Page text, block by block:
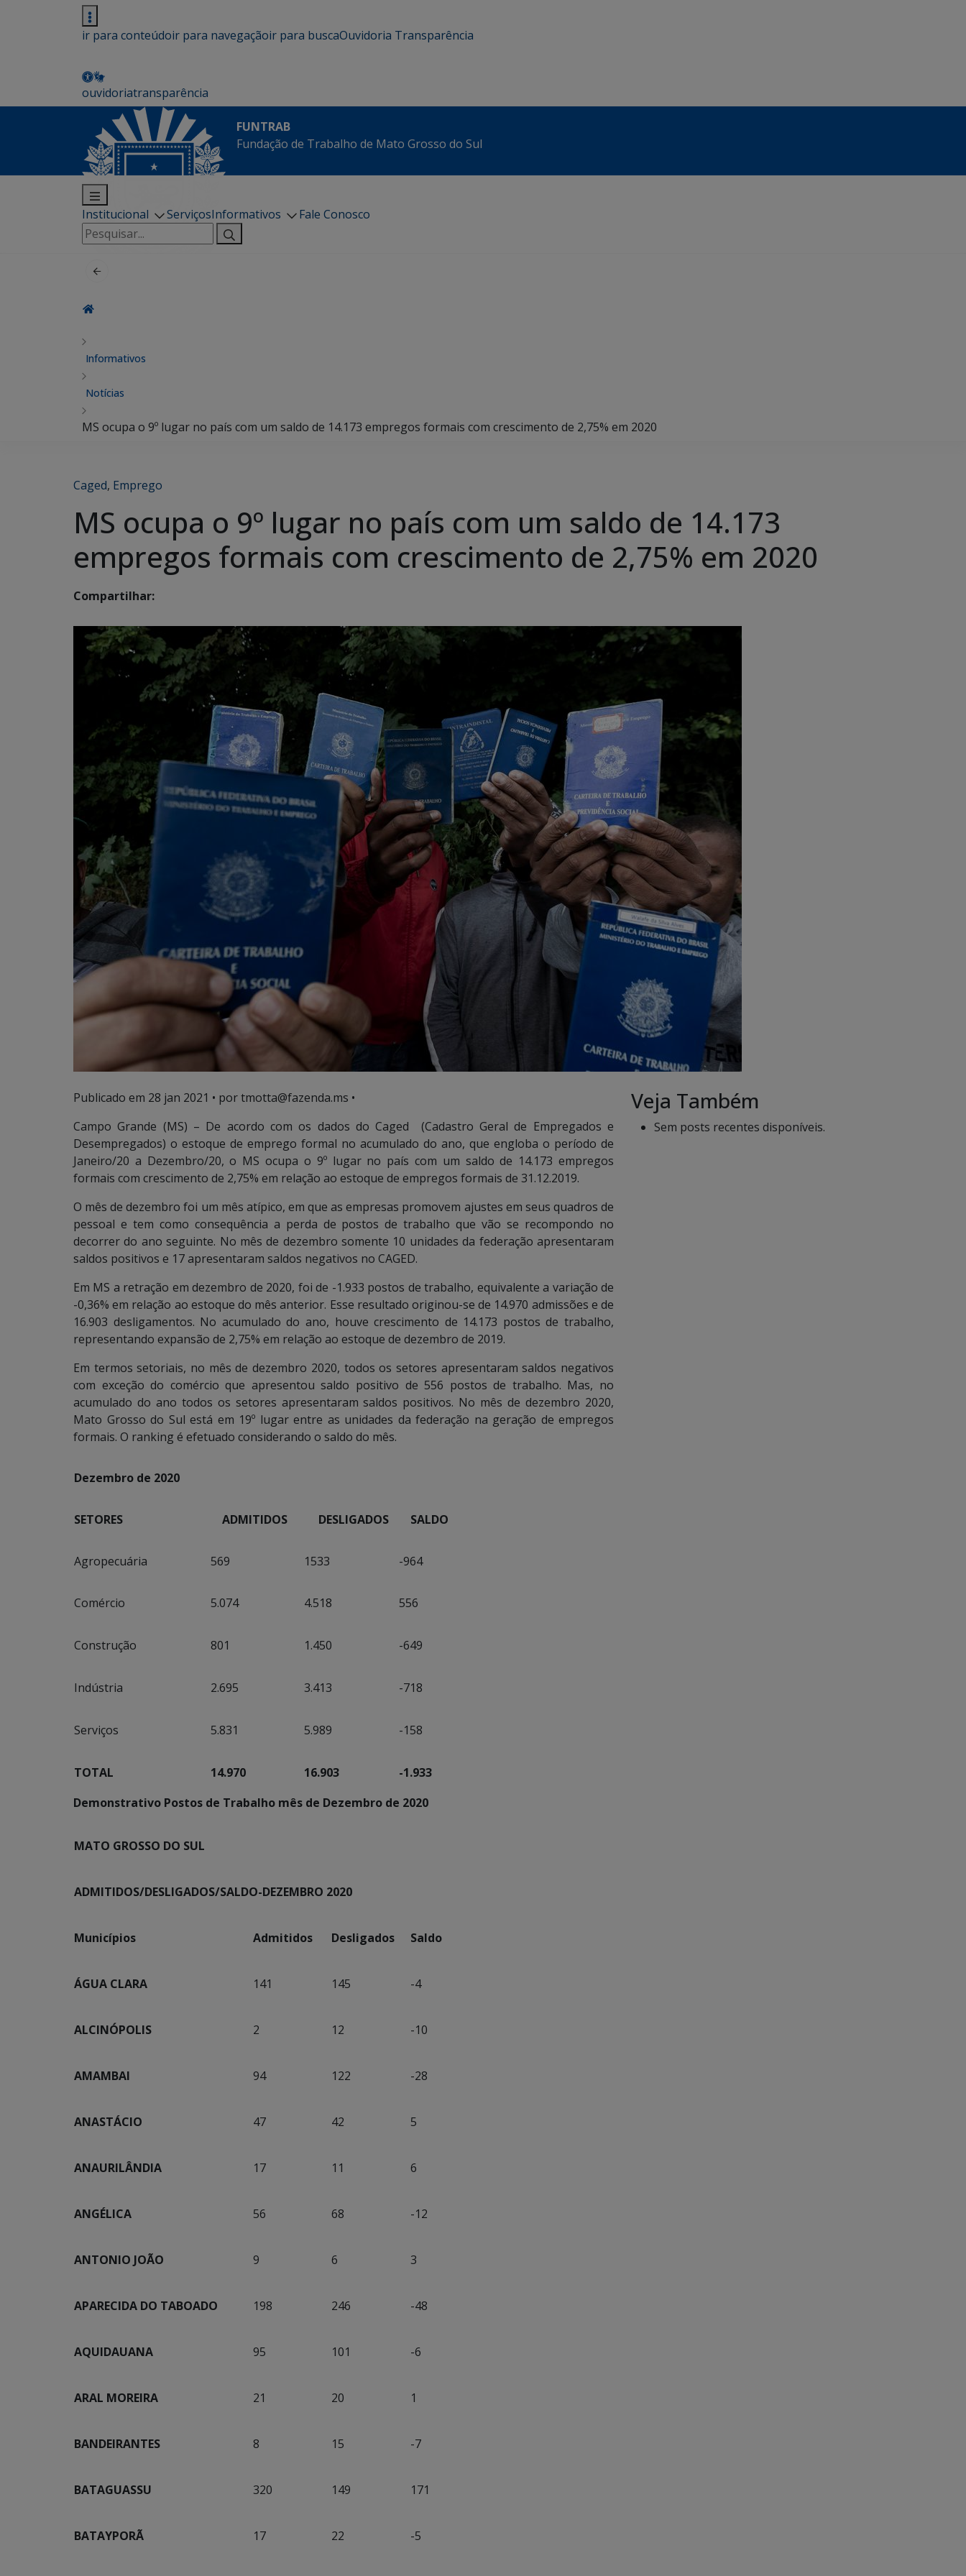
ir para conteúdoir para navegaçãoir para buscaOuvidoria Transparência
ouvidoriatransparência
FUNTRAB
Fundação de Trabalho de Mato Grosso do Sul
Institucional ServiçosInformativos
Fale Conosco
Pesquisar
por:
Informativos
Notícias
MS ocupa o 9º lugar no país com um saldo de 14.173 empregos formais com crescimento de 2,75% em 2020
Caged, Emprego
MS ocupa o 9º lugar no país com um saldo de 14.173
empregos formais com crescimento de 2,75% em 2020
Compartilhar:
Publicado em 28 jan 2021 • por tmotta@fazenda.ms •
Campo Grande (MS) – De acordo com os dados do Caged (Cadastro Geral de Empregados e
Desempregados) o estoque de emprego formal no acumulado do ano, que engloba o período de
Janeiro/20 a Dezembro/20, o MS ocupa o 9º lugar no país com um saldo de 14.173 empregos
formais com crescimento de 2,75% em relação ao estoque de empregos formais de 31.12.2019.
O mês de dezembro foi um mês atípico, em que as empresas promovem ajustes em seus quadros de
pessoal e tem como consequência a perda de postos de trabalho que vão se recompondo no
decorrer do ano seguinte. No mês de dezembro somente 10 unidades da federação apresentaram
saldos positivos e 17 apresentaram saldos negativos no CAGED.
Em MS a retração em dezembro de 2020, foi de -1.933 postos de trabalho, equivalente a variação de
-0,36% em relação ao estoque do mês anterior. Esse resultado originou-se de 14.970 admissões e de
16.903 desligamentos. No acumulado do ano, houve crescimento de 14.173 postos de trabalho,
representando expansão de 2,75% em relação ao estoque de dezembro de 2019.
Em termos setoriais, no mês de dezembro 2020, todos os setores apresentaram saldos negativos
com exceção do comércio que apresentou saldo positivo de 556 postos de trabalho. Mas, no
acumulado do ano todos os setores apresentaram saldos positivos. No mês de dezembro 2020,
Mato Grosso do Sul está em 19º lugar entre as unidades da federação na geração de empregos
formais. O ranking é efetuado considerando o saldo do mês.
Dezembro de 2020
SETORES ADMITIDOS DESLIGADOS SALDO
Agropecuária 569 1533 -964
Comércio 5.074 4.518 556
Construção 801 1.450 -649
Indústria 2.695 3.413 -718
Serviços 5.831 5.989 -158
TOTAL 14.970 16.903
-1.933
Demonstrativo Postos de Trabalho mês de Dezembro de 2020
MATO GROSSO DO SUL
ADMITIDOS/DESLIGADOS/SALDO-DEZEMBRO 2020
Municípios Admitidos Desligados Saldo
ÁGUA CLARA 141 145 -4
ALCINÓPOLIS 2 12 -10
AMAMBAI 94 122 -28
ANASTÁCIO 47 42 5
ANAURILÂNDIA 17 11 6
ANGÉLICA 56 68 -12
ANTONIO JOÃO 9 6 3
APARECIDA DO TABOADO 198 246 -48
AQUIDAUANA 95 101 -6
ARAL MOREIRA 21 20 1
BANDEIRANTES 8 15 -7
BATAGUASSU 320 149 171
BATAYPORÃ 17 22 -5
Veja Também
Sem posts recentes disponíveis.